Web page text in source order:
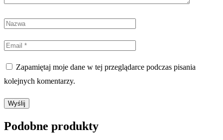
Zapamiętaj moje dane w tej przeglądarce podczas pisania
kolejnych komentarzy.
Podobne produkty